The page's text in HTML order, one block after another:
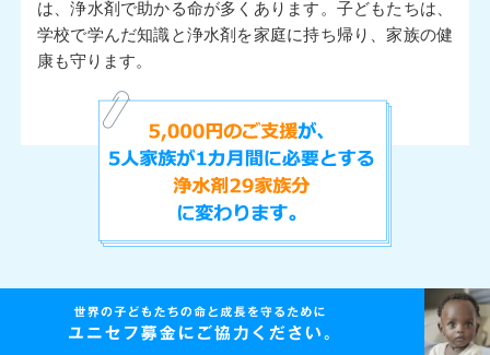
は、浄水剤で助かる命が多くあります。子どもたちは、
学校で学んだ知識と浄水剤を家庭に持ち帰り、家族の健
康も守ります。